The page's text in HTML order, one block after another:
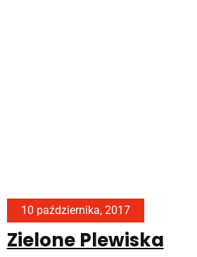
10 października, 2017
Zielone Plewiska